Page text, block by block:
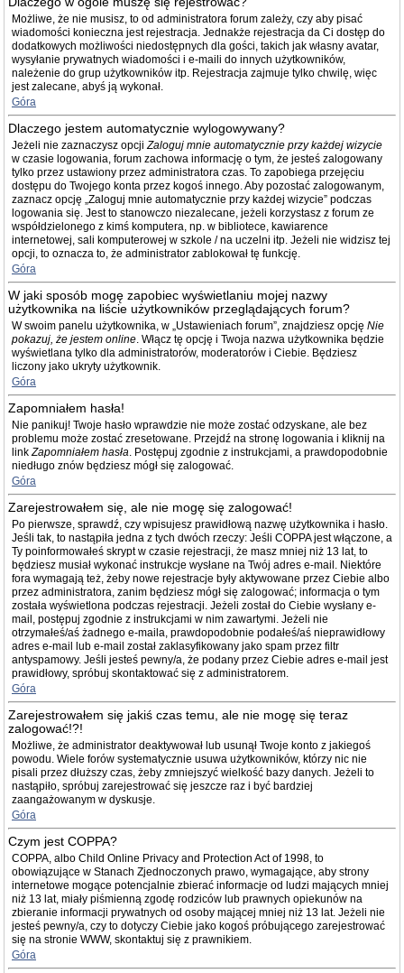
Możliwe, że nie musisz, to od administratora forum zależy, czy aby pisać
wiadomości konieczna jest rejestracja. Jednakże rejestracja da Ci dostęp do
dodatkowych możliwości niedostępnych dla gości, takich jak własny avatar,
wysyłanie prywatnych wiadomości i e-maili do innych użytkowników,
należenie do grup użytkowników itp. Rejestracja zajmuje tylko chwilę, więc
jest zalecane, abyś ją wykonał.
Góra
Dlaczego jestem automatycznie wylogowywany?
Jeżeli nie zaznaczysz opcjiZaloguj mnie automatycznie przy każdej wizycie
w czasie logowania, forum zachowa informację o tym, że jesteś zalogowany
tylko przez ustawiony przez administratora czas. To zapobiega przejęciu
dostępu do Twojego konta przez kogoś innego. Aby pozostać zalogowanym,
zaznacz opcję „Zaloguj mnie automatycznie przy każdej wizycie” podczas
logowania się. Jest to stanowczo niezalecane, jeżeli korzystasz z forum ze
współdzielonego z kimś komputera, np. w bibliotece, kawiarence
internetowej, sali komputerowej w szkole / na uczelni itp. Jeżeli nie widzisz tej
opcji, to oznacza to, że administrator zablokował tę funkcję.
Góra
W jaki sposób mogę zapobiec wyświetlaniu mojej nazwy
użytkownika na liście użytkowników przeglądających forum?
W swoim panelu użytkownika, w „Ustawieniach forum”, znajdziesz opcję Nie
pokazuj, że jestem online. Włącz tę opcję i Twoja nazwa użytkownika będzie
wyświetlana tylko dla administratorów, moderatorów i Ciebie. Będziesz
liczony jako ukryty użytkownik.
Góra
Zapomniałem hasła!
Nie panikuj! Twoje hasło wprawdzie nie może zostać odzyskane, ale bez
problemu może zostać zresetowane. Przejdź na stronę logowania i kliknij na
linkZapomniałem hasła. Postępuj zgodnie z instrukcjami, a prawdopodobnie
niedługo znów będziesz mógł się zalogować.
Góra
Zarejestrowałem się, ale nie mogę się zalogować!
Po pierwsze, sprawdź, czy wpisujesz prawidłową nazwę użytkownika i hasło.
Jeśli tak, to nastąpiła jedna z tych dwóch rzeczy: Jeśli COPPA jest włączone, a
Ty poinformowałeś skrypt w czasie rejestracji, że masz mniej niż 13 lat, to
będziesz musiał wykonać instrukcje wysłane na Twój adres e-mail. Niektóre
fora wymagają też, żeby nowe rejestracje były aktywowane przez Ciebie albo
przez administratora, zanim będziesz mógł się zalogować; informacja o tym
została wyświetlona podczas rejestracji. Jeżeli został do Ciebie wysłany e-
mail, postępuj zgodnie z instrukcjami w nim zawartymi. Jeżeli nie
otrzymałeś/aś żadnego e-maila, prawdopodobnie podałeś/aś nieprawidłowy
adres e-mail lub e-mail został zaklasyfikowany jako spam przez filtr
antyspamowy. Jeśli jesteś pewny/a, że podany przez Ciebie adres e-mail jest
prawidłowy, spróbuj skontaktować się z administratorem.
Góra
Zarejestrowałem się jakiś czas temu, ale nie mogę się teraz
zalogować!?!
Możliwe, że administrator deaktywował lub usunął Twoje konto z jakiegoś
powodu. Wiele forów systematycznie usuwa użytkowników, którzy nic nie
pisali przez dłuższy czas, żeby zmniejszyć wielkość bazy danych. Jeżeli to
nastąpiło, spróbuj zarejestrować się jeszcze raz i być bardziej
zaangażowanym w dyskusje.
Góra
Czym jest COPPA?
COPPA, albo Child Online Privacy and Protection Act of 1998, to
obowiązujące w Stanach Zjednoczonych prawo, wymagające, aby strony
internetowe mogące potencjalnie zbierać informacje od ludzi mających mniej
niż 13 lat, miały piśmienną zgodę rodziców lub prawnych opiekunów na
zbieranie informacji prywatnych od osoby mającej mniej niż 13 lat. Jeżeli nie
jesteś pewny/a, czy to dotyczy Ciebie jako kogoś próbującego zarejestrować
się na stronie WWW, skontaktuj się z prawnikiem.
Góra